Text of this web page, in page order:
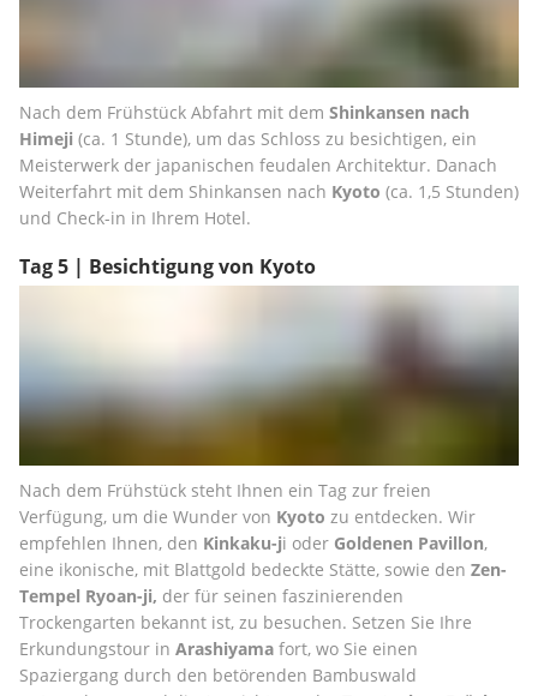
Nach dem Frühstück Abfahrt mit dem Shinkansen nach
Himeji (ca. 1 Stunde), um das Schloss zu besichtigen, ein
Meisterwerk der japanischen feudalen Architektur. Danach
Weiterfahrt mit dem Shinkansen nach Kyoto (ca. 1,5 Stunden)
und Check-in in Ihrem Hotel.
Tag 5 | Besichtigung von Kyoto
Nach dem Frühstück steht Ihnen ein Tag zur freien
Verfügung, um die Wunder von Kyoto zu entdecken. Wir
empfehlen Ihnen, den Kinkaku-ji oder Goldenen Pavillon,
eine ikonische, mit Blattgold bedeckte Stätte, sowie den Zen-
Tempel Ryoan-ji, der für seinen faszinierenden
Trockengarten bekannt ist, zu besuchen. Setzen Sie Ihre
Erkundungstour in Arashiyama fort, wo Sie einen
Spaziergang durch den betörenden Bambuswald